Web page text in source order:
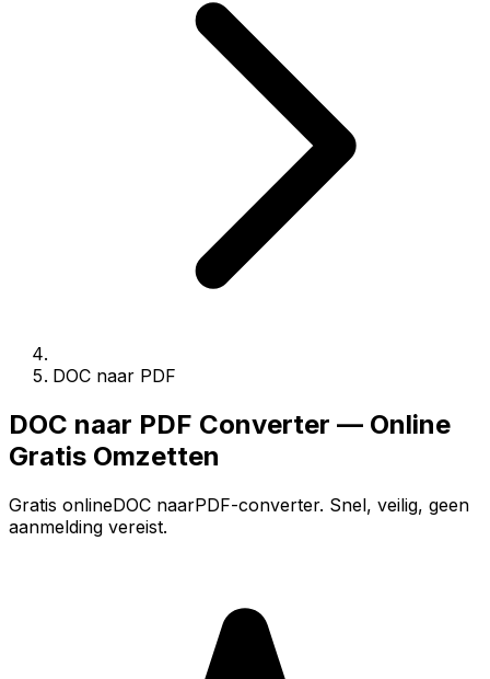
DOC naar PDF
DOC naar PDF Converter — Online
Gratis Omzetten
Gratis onlineDOC naarPDF-converter. Snel, veilig, geen
aanmelding vereist.